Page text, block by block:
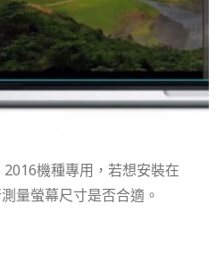
機種專用，若想安裝在
量螢幕尺寸是否合適。